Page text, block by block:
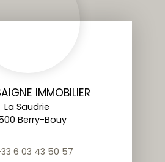
IMMOBILIER
La Saudrie
Berry-Bouy
6 03 43 50 57